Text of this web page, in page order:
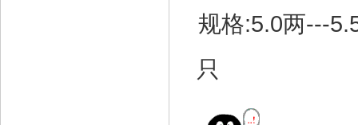
规格:5.0两---
只